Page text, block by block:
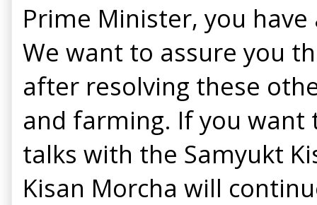
Prime Minister, you
We want to assure you
after resolving these
and farming. If you
talks with the Samyukt
Kisan Morcha will